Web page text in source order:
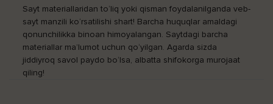
Sayt materiallaridan to‘liq yoki qisman foydalanilganda veb-
sayt manzili ko‘rsatilishi shart! Barcha huquqlar amaldagi
qonunchilikka binoan himoyalangan. Saytdagi barcha
materiallar ma’lumot uchun qo‘yilgan. Agarda sizda
jiddiyroq savol paydo bo‘lsa, albatta shifokorga murojaat
qiling!